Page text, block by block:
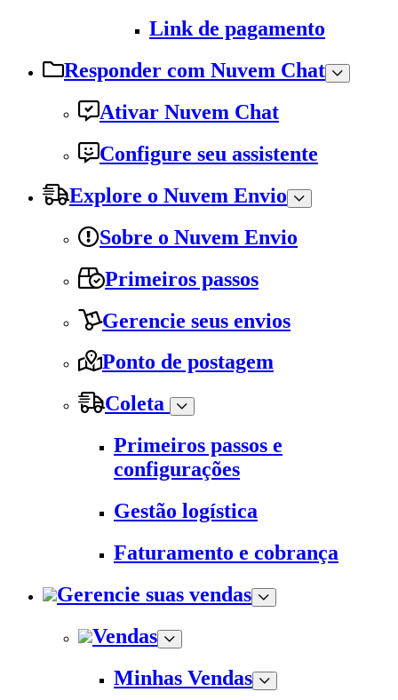
Link de pagamento
Responder com Nuvem Chat
Ativar Nuvem Chat
Configure seu assistente
Explore o Nuvem Envio
Sobre o Nuvem Envio
Primeiros passos
Gerencie seus envios
Ponto de postagem
Coleta
Primeiros passos e
configurações
Gestão logística
Faturamento e cobrança
Gerencie suas vendas
Vendas
Minhas Vendas